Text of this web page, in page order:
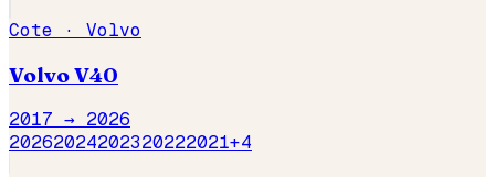
Cote · Volvo
VolvoV40
2017 → 2026
20262024202320222021+4